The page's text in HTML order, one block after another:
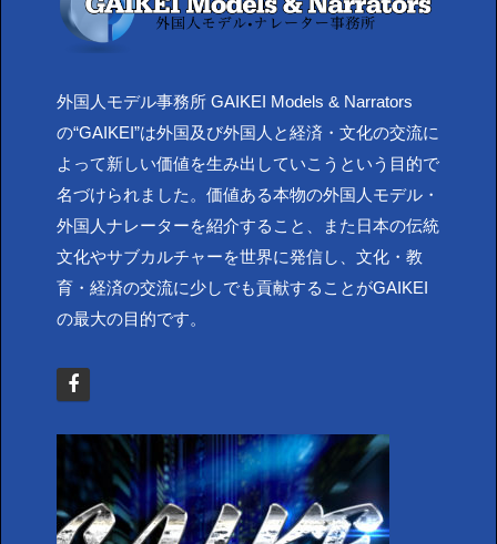
外国人モデル事務所 GAIKEI Models & Narrators
の“GAIKEI”は外国及び外国人と経済・文化の交流に
よって新しい価値を生み出していこうという目的で
名づけられました。価値ある本物の外国人モデル・
外国人ナレーターを紹介すること、また日本の伝統
文化やサブカルチャーを世界に発信し、文化・教
育・経済の交流に少しでも貢献することがGAIKEI
の最大の目的です。